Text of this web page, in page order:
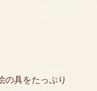
の具をたっぷり